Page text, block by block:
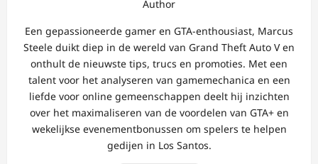
Author
Een gepassioneerde gamer en GTA-enthousiast, Marcus
Steele duikt diep in de wereld van Grand Theft Auto V en
onthult de nieuwste tips, trucs en promoties. Met een
talent voor het analyseren van gamemechanica en een
liefde voor online gemeenschappen deelt hij inzichten
over het maximaliseren van de voordelen van GTA+ en
wekelijkse evenementbonussen om spelers te helpen
gedijen in Los Santos.